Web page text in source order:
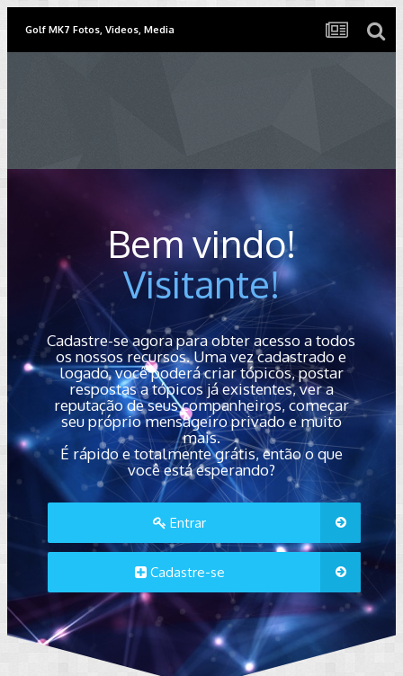
Golf MK7 Fotos, Videos, Media
Bem vindo!
Visitante!
Cadastre-se agora para obter acesso a todos
os nossos recursos. Uma vez cadastrado e
logado, você poderá criar tópicos, postar
respostas a tópicos já existentes, ver a
reputação de seus companheiros, começar
seu próprio mensageiro privado e muito
mais.
É rápido e totalmente grátis, então o que
você está esperando?
Entrar
Cadastre-se